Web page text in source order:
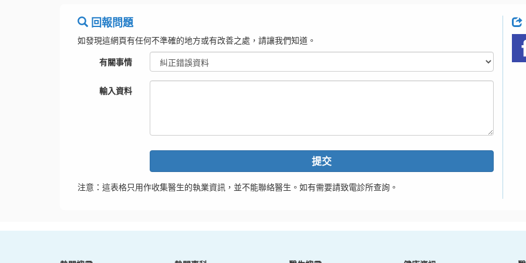
回報問題
如發現這網頁有任何不準確的地方或有改善之處，請讓我們知道。
有關事情
輸入資料
提交
注意：這表格只用作收集醫生的執業資訊，並不能聯絡醫生。如有需要請致電診所查詢。